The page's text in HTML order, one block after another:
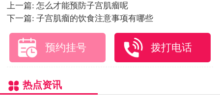
上一篇: 怎么才能预防子宫肌瘤呢
下一篇: 子宫肌瘤的饮食注意事项有哪些
预约挂号 拨打电话
热点资讯